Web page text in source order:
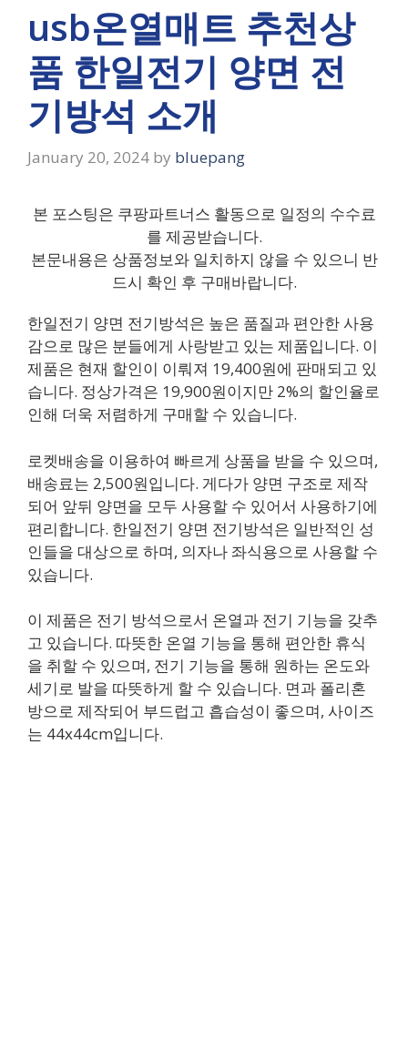
usb온열매트 추천상
품 한일전기 양면 전
기방석 소개
January 20, 2024 by bluepang
본 포스팅은 쿠팡파트너스 활동으로 일정의 수수료
를 제공받습니다.
본문내용은 상품정보와 일치하지 않을 수 있으니 반
드시 확인 후 구매바랍니다.
한일전기 양면 전기방석은 높은 품질과 편안한 사용
감으로 많은 분들에게 사랑받고 있는 제품입니다. 이
제품은 현재 할인이 이뤄져 19,400원에 판매되고 있
습니다. 정상가격은 19,900원이지만 2%의 할인율로
인해 더욱 저렴하게 구매할 수 있습니다.
로켓배송을 이용하여 빠르게 상품을 받을 수 있으며,
배송료는 2,500원입니다. 게다가 양면 구조로 제작
되어 앞뒤 양면을 모두 사용할 수 있어서 사용하기에
편리합니다. 한일전기 양면 전기방석은 일반적인 성
인들을 대상으로 하며, 의자나 좌식용으로 사용할 수
있습니다.
이 제품은 전기 방석으로서 온열과 전기 기능을 갖추
고 있습니다. 따뜻한 온열 기능을 통해 편안한 휴식
을 취할 수 있으며, 전기 기능을 통해 원하는 온도와
세기로 발을 따뜻하게 할 수 있습니다. 면과 폴리혼
방으로 제작되어 부드럽고 흡습성이 좋으며, 사이즈
는 44x44cm입니다.